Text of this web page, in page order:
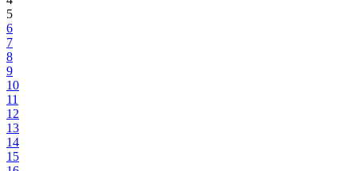
5
6
7
8
9
10
11
12
13
14
15